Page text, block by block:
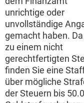
unrichtige oder
unvollständige
gemacht haben.
zu einem nicht
gerechtfertigten
finden Sie eine
über mögliche
der Steuern bis